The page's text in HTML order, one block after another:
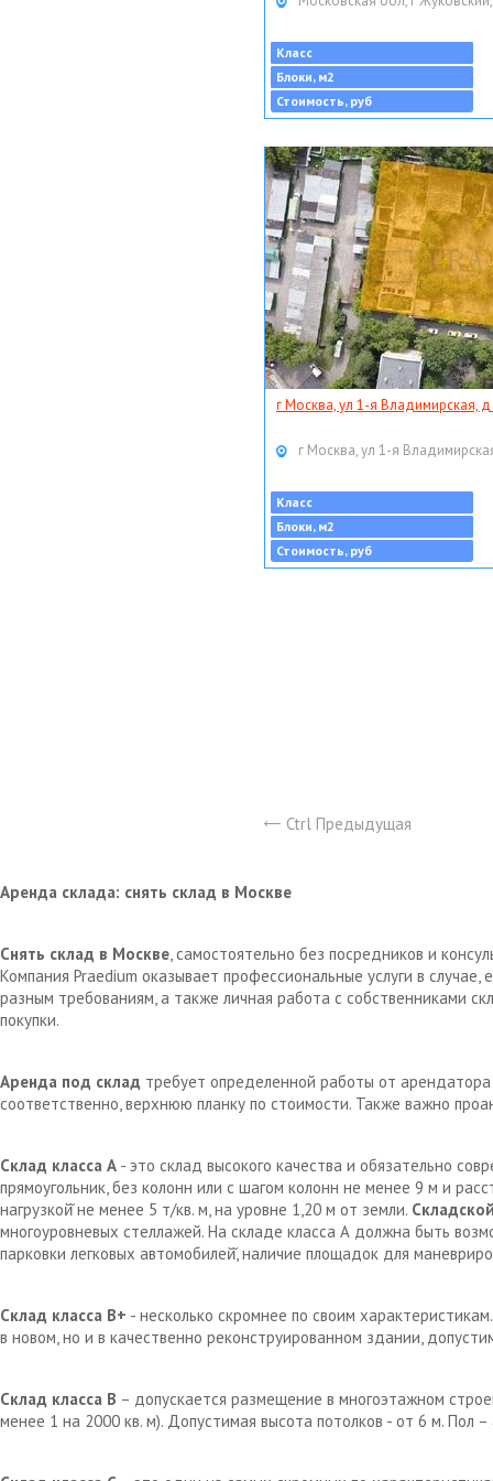
Класс
Блоки, м2
Стоимость, руб
г Москва, ул 1-я Владимирская, д
г Москва, ул 1-я
Класс
Блоки, м2
Стоимость, руб
Ctrl Предыдущая
Аренда склада: снять склад в Москве
Снять склад в Москве, самостоятельно без посредников и
Компания Praedium оказывает профессиональные услуги в
разным требованиям, а также личная работа с собственниками
покупки.
Аренда под склад требует определенной работы от
соответственно, верхнюю планку по стоимости. Также важно
Склад класса А - это склад высокого качества и обязательно
прямоугольник, без колонн или с шагом колонн не менее 9 м и
нагрузкой̆ не менее 5 т/кв. м, на уровне 1,20 м от земли.
многоуровневых стеллажей. На складе класса А должна быть
парковки легковых автомобилей̆, наличие площадок для
Склад класса В+ - несколько скромнее по своим
в новом, но и в качественно реконструированном здании,
Склад класса В – допускается размещение в многоэтажном
менее 1 на 2000 кв. м). Допустимая высота потолков - от 6 м. Пол